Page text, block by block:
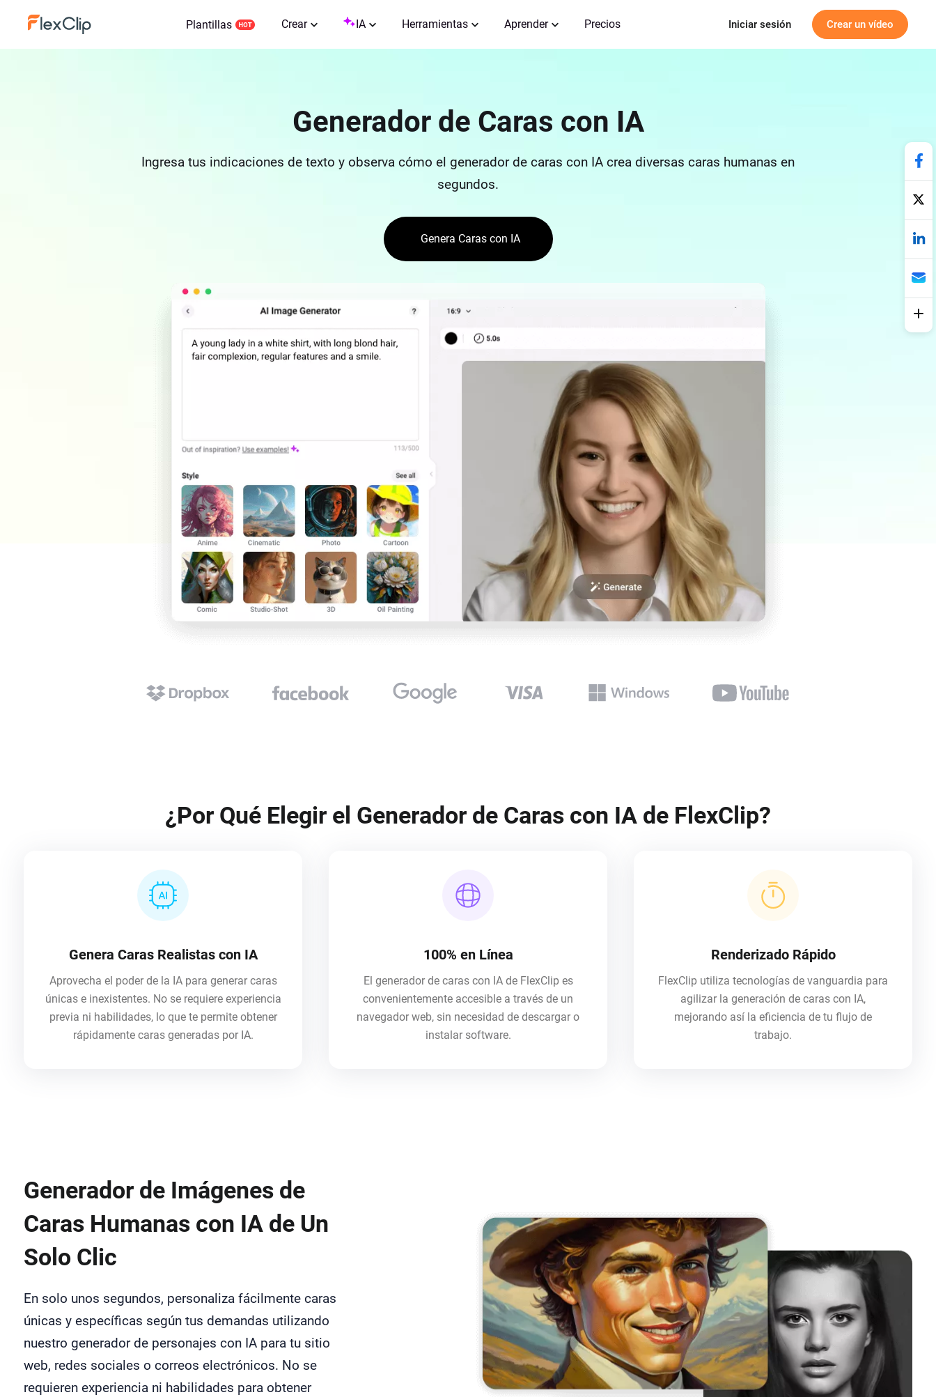
Plantillas Crear IA Herramientas Aprender Precios Iniciar sesión Crear un vídeo
Generador de Caras con IA
Ingresa tus indicaciones de texto y observa cómo el generador de caras con IA crea diversas caras humanas en
segundos.
Genera Caras con IA
¿Por Qué Elegir el Generador de Caras con IA de FlexClip?
Genera Caras Realistas con IA
Aprovecha el poder de la IA para generar caras
únicas e inexistentes. No se requiere experiencia
previa ni habilidades, lo que te permite obtener
rápidamente caras generadas por IA.
100% en Línea
El generador de caras con IA de FlexClip es
convenientemente accesible a través de un
navegador web, sin necesidad de descargar o
instalar software.
Renderizado Rápido
FlexClip utiliza tecnologías de vanguardia para
agilizar la generación de caras con IA,
mejorando así la eficiencia de tu flujo de
trabajo.
Generador de Imágenes de
Caras Humanas con IA de Un
Solo Clic
En solo unos segundos, personaliza fácilmente caras
únicas y específicas según tus demandas utilizando
nuestro generador de personajes con IA para tu sitio
web, redes sociales o correos electrónicos. No se
requieren experiencia ni habilidades para obtener